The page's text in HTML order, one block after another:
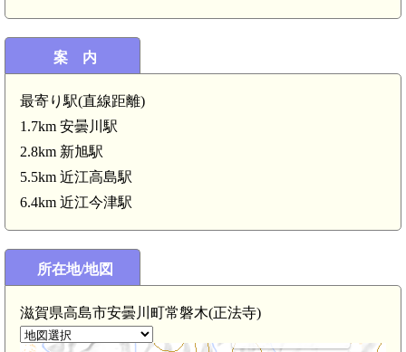
案 内
最寄り駅(直線距離)
1.7km 安曇川駅
2.8km 新旭駅
5.5km 近江高島駅
6.4km 近江今津駅
所在地/地図
滋賀県高島市安曇川町常磐木(正法寺)